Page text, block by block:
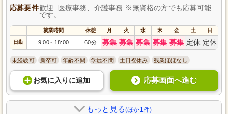
応募要件歓迎: 医療事務、介護事務 ※無資格の方でも応募可能
です。
就業時間 休憩 月 火 水 木 金 土 日
日勤 9:00～ 18:00 60分 募集 募集 募集 募集 募集 定休 定休
未経験可 新卒可 年齢不問 学歴不問 土日祝休み 残業ほぼなし
お気に入り に追加 応募画面へ進む
もっと見る(ほか1件)